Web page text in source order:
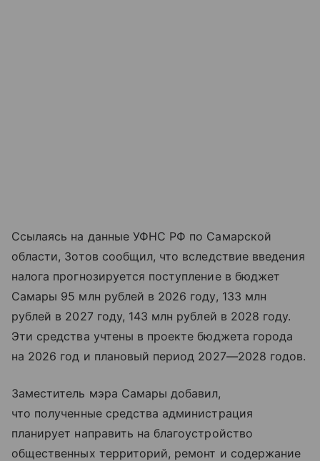
Ссылаясь на данные УФНС РФ по Самарской
области, Зотов сообщил, что вследствие введения
налога прогнозируется поступление в бюджет
Самары 95 млн рублей в 2026 году, 133 млн
рублей в 2027 году, 143 млн рублей в 2028 году.
Эти средства учтены в проекте бюджета города
на 2026 год и плановый период 2027—2028 годов.
Заместитель мэра Самары добавил,
что полученные средства администрация
планирует направить на благоустройство
общественных территорий, ремонт и содержание